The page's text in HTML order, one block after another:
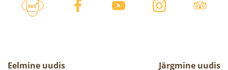
Eelmine uudis Järgmine uudis